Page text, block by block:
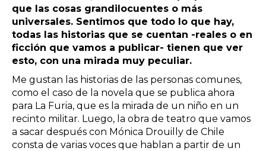
que las cosas grandilocuentes o más
universales. Sentimos que todo lo que hay,
todas las historias que se cuentan -reales o en
ficción que vamos a publicar- tienen que ver
esto, con una mirada muy peculiar.
Me gustan las historias de las personas comunes,
como el caso de la novela que se publica ahora
para La Furia, que es la mirada de un niño en un
recinto militar. Luego, la obra de teatro que vamos
a sacar después con Mónica Drouilly de Chile
consta de varias voces que hablan a partir de un